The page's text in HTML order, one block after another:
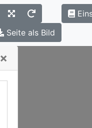
×
Seite als Bild